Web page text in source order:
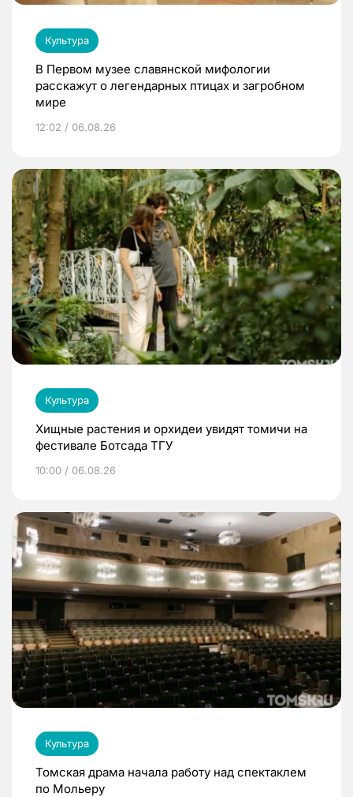
Культура
В Первом музее славянской мифологии
расскажут о легендарных птицах и загробном
мире
12:02 / 06.08.26
Культура
Хищные растения и орхидеи увидят томичи на
фестивале Ботсада ТГУ
10:00 / 06.08.26
Культура
Томская драма начала работу над спектаклем
по Мольеру